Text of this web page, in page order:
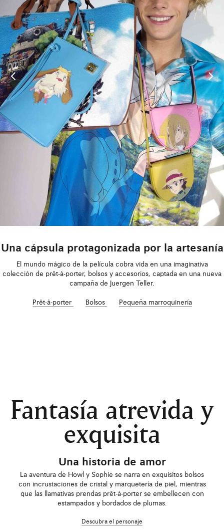
Una cápsula protagonizada por la artesanía
El mundo mágico de la película cobra vida en una imaginativa
colección de prêt-à-porter, bolsos y accesorios, captada en una nueva
campaña de Juergen Teller.
Prêt-à-porter Bolsos Pequeña marroquinería
Fantasía atrevida y
exquisita
Una historia de amor
La aventura de Howl y Sophie se narra en exquisitos bolsos
con incrustaciones de cristal y marquetería de piel, mientras
que las llamativas prendas prêt-à-porter se embellecen con
estampados y bordados de plumas.
Descubra el personaje